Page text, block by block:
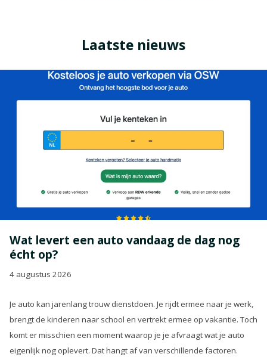
Laatste nieuws
Wat levert een auto vandaag de dag nog
écht op?
4 augustus 2026
Je auto kan jarenlang trouw dienstdoen. Je rijdt ermee naar je werk,
brengt de kinderen naar school en vertrekt ermee op vakantie. Toch
komt er misschien een moment waarop je je afvraagt wat je auto
eigenlijk nog oplevert. Dat hangt af van verschillende factoren.